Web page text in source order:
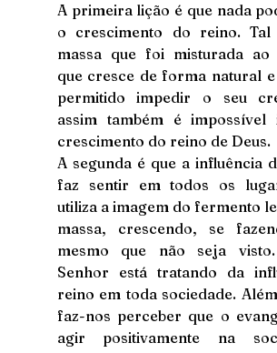
A primeira lição é que nada
o crescimento do reino. Tal
massa que foi misturada ao
que cresce de forma natural
permitido impedir o seu
assim também é impossível
crescimento do reino de Deus.
A segunda é que a influência
faz sentir em todos os
utiliza a imagem do fermento
massa, crescendo, se
mesmo que não seja
Senhor está tratando da
reino em toda sociedade.
faz-nos perceber que o
agir positivamente na